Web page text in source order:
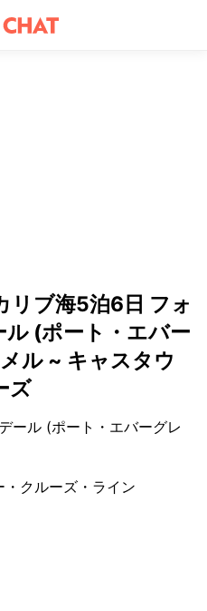
ブ海5泊6日 フォ
(ポート・エバー
ル ~ キャスタウ
ズ
ール (ポート・エバーグレ
・クルーズ・ライン